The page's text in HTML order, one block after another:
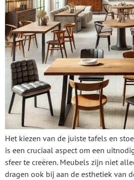
Het kiezen van de juiste tafels en
is een cruciaal aspect om een
sfeer te creëren. Meubels zijn niet
dragen ook bij aan de esthetiek van